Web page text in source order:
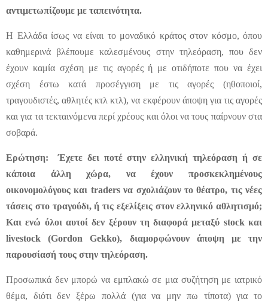
αντιμετωπίζουμε με ταπεινότητα.
Η Ελλάδα ίσως να είναι το μοναδικό κράτος στον κόσμο, όπου
καθημερινά βλέπουμε καλεσμένους στην τηλεόραση, που δεν
έχουν καμία σχέση με τις αγορές ή με οτιδήποτε που να έχει
σχέση έστω κατά προσέγγιση με τις αγορές (ηθοποιοί,
τραγουδιστές, αθλητές κτλ κτλ), να εκφέρουν άποψη για τις αγορές
και για τα τεκταινόμενα περί χρέους και όλοι να τους παίρνουν στα
σοβαρά.
Ερώτηση: Έχετε δει ποτέ στην ελληνική τηλεόραση ή σε
κάποια άλλη χώρα, να έχουν προσκεκλημένους
οικονομολόγους και traders να σχολιάζουν το θέατρο, τις νέες
τάσεις στο τραγούδι, ή τις εξελίξεις στον ελληνικό αθλητισμό;
Και ενώ όλοι αυτοί δεν ξέρουν τη διαφορά μεταξύ stock και
livestock (Gordon Gekko), διαμορφώνουν άποψη με την
παρουσίασή τους στην τηλεόραση.
Προσωπικά δεν μπορώ να εμπλακώ σε μια συζήτηση με ιατρικό
θέμα, διότι δεν ξέρω πολλά (για να μην πω τίποτα) για το